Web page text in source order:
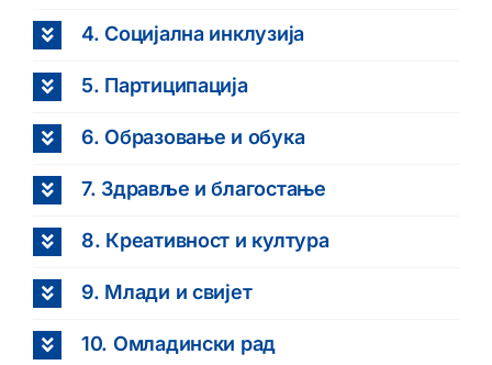
4. Социјална инклузија
5. Партиципација
6. Образовање и обука
7. Здравље и благостање
8. Креативност и култура
9. Млади и свијет
10. Омладински рад